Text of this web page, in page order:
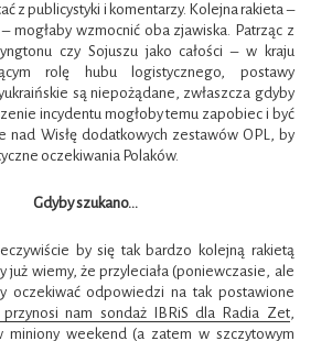
z publicystyki i komentarzy. Kolejna rakieta –
mogłaby wzmocnić oba zjawiska. Patrząc z
czy Sojuszu jako całości – w kraju
rolę hubu logistycznego, postawy
są niepożądane, zwłaszcza gdyby
incydentu mogłoby temu zapobiec i być
nad Wisłę dodatkowych zestawów OPL, by
oczekiwania Polaków.
Gdyby szukano…
by się tak bardzo kolejną rakietą
już wiemy, że przyleciała (poniewczasie, ale
oczekiwać odpowiedzi na tak postawione
przynosi nam sondaż IBRiS dla Radia Zet,
miniony weekend (a zatem w szczytowym